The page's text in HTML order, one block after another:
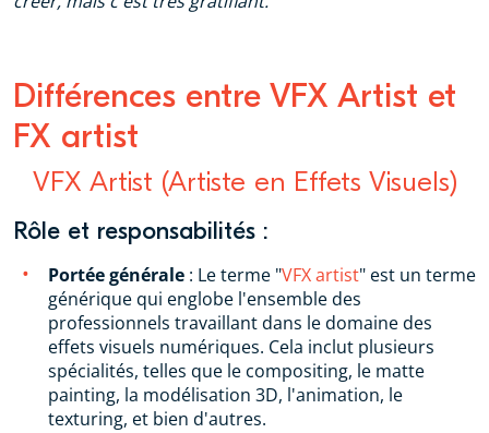
Différences entre VFX Artist et
FX artist
VFX Artist (Artiste en Effets Visuels)
Rôle et responsabilités :
Portée générale : Le terme "VFX artist" est un terme
générique qui englobe l'ensemble des
professionnels travaillant dans le domaine des
effets visuels numériques. Cela inclut plusieurs
spécialités, telles que le compositing, le matte
painting, la modélisation 3D, l'animation, le
texturing, et bien d'autres.